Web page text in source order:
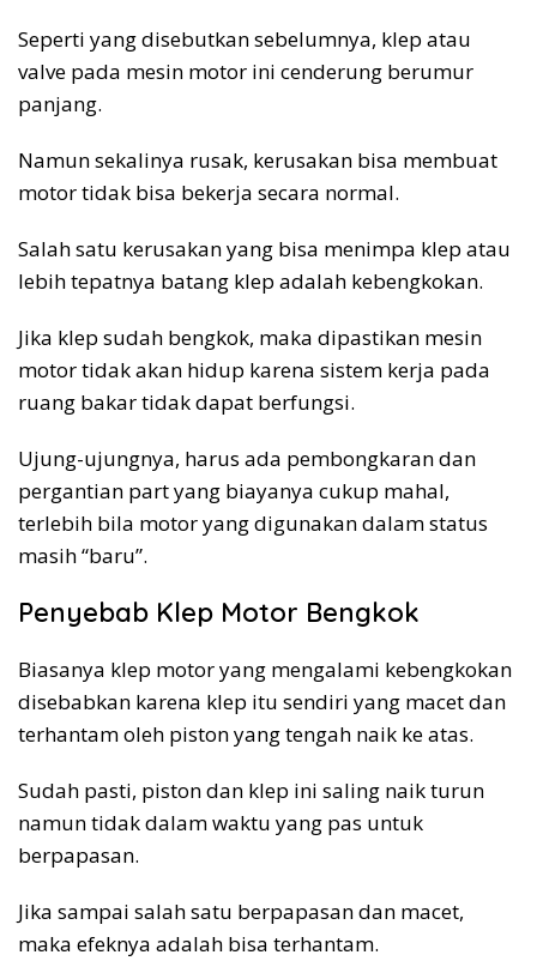
Seperti yang disebutkan sebelumnya, klep atau
valve pada mesin motor ini cenderung berumur
panjang.
Namun sekalinya rusak, kerusakan bisa membuat
motor tidak bisa bekerja secara normal.
Salah satu kerusakan yang bisa menimpa klep atau
lebih tepatnya batang klep adalah kebengkokan.
Jika klep sudah bengkok, maka dipastikan mesin
motor tidak akan hidup karena sistem kerja pada
ruang bakar tidak dapat berfungsi.
Ujung-ujungnya, harus ada pembongkaran dan
pergantian part yang biayanya cukup mahal,
terlebih bila motor yang digunakan dalam status
masih “baru”.
Penyebab Klep Motor Bengkok
Biasanya klep motor yang mengalami kebengkokan
disebabkan karena klep itu sendiri yang macet dan
terhantam oleh piston yang tengah naik ke atas.
Sudah pasti, piston dan klep ini saling naik turun
namun tidak dalam waktu yang pas untuk
berpapasan.
Jika sampai salah satu berpapasan dan macet,
maka efeknya adalah bisa terhantam.